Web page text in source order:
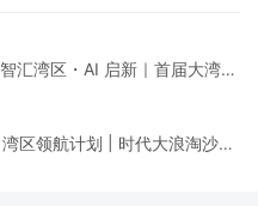
智汇湾区・AI 启新｜首届大湾区
湾区领航计划 | 时代大浪淘沙，